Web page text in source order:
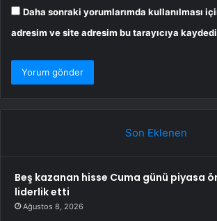
Daha sonraki yorumlarımda kullanılması
adresim ve site adresim bu tarayıcıya
Son Eklenen
Beş kazanan hisse Cuma günü piyasa
liderlik etti
Ağustos 8, 2026